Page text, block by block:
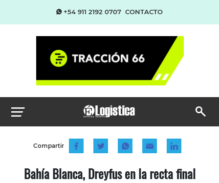
+54 911 2192 0707 CONTACTO
Compartir
Bahía Blanca, Dreyfus en la recta final